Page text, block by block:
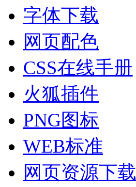
字体下载
网页配色
CSS在线手册
火狐插件
PNG图标
WEB标准
网页资源下载